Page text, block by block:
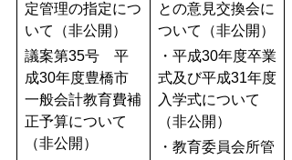
定管理の指定につ
いて（非公開）
議案第35号 平
成30年度豊橋市
一般会計教育費補
正予算について
（非公開）
との意見交換会に
ついて（非公開）
・平成30年度卒業
式及び平成31年度
入学式について
（非公開）
・教育委員会所管